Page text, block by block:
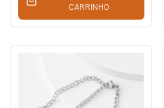
CARRINHO